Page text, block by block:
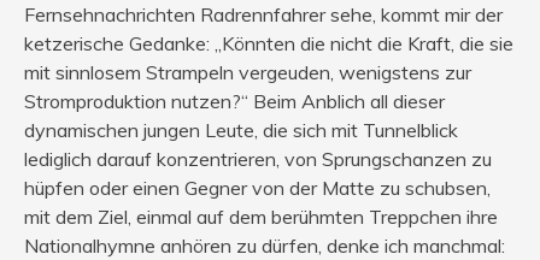
Fernsehnachrichten Radrennfahrer sehe, kommt mir der
ketzerische Gedanke: „Könnten die nicht die Kraft, die sie
mit sinnlosem Strampeln vergeuden, wenigstens zur
Stromproduktion nutzen?“ Beim Anblich all dieser
dynamischen jungen Leute, die sich mit Tunnelblick
lediglich darauf konzentrieren, von Sprungschanzen zu
hüpfen oder einen Gegner von der Matte zu schubsen,
mit dem Ziel, einmal auf dem berühmten Treppchen ihre
Nationalhymne anhören zu dürfen, denke ich manchmal: